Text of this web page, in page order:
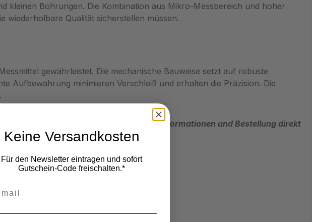
kleinen Bohrungen. Die Kombination aus Mikro‑Messbereich und hoher
wiederholbare Qualität sicherstellen müssen.
gewährleistet. Die mechanische Bauweise setzt auf robuste
Aufbewahrung minimieren Verschleiß und erhalten die Präzision. Die
M836.700 wählen; weitere Informationen und Bestellung direkt
Keine Versandkosten
Für den Newsletter eintragen und sofort
Gutschein-Code freischalten.*